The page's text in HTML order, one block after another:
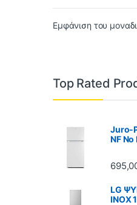
Εμφάνιση του
Top Rated
Juro-
NF
LG
INOX